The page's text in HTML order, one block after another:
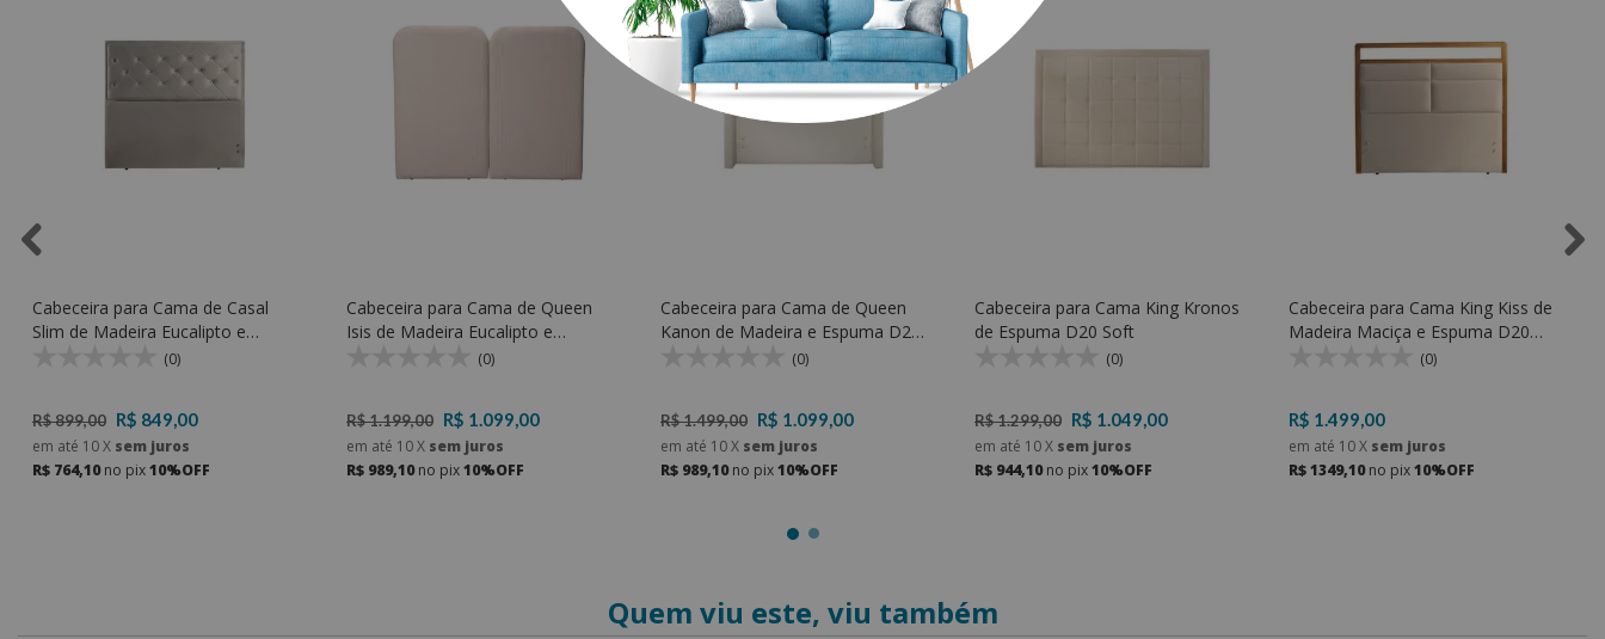
Cabeceira para Cama de Casal
Slim de Madeira Eucalipto e
Espuma D20 Soft - Kr Móveis
(0)
R$ 899,00 R$ 849,00
em até 10X sem juros
R$ 764,10no pix10%OFF
Cabeceira para Cama de Queen
Isis de Madeira Eucalipto e
Espuma D20 Soft - Kr Móveis
(0)
R$ 1.199,00 R$ 1.099,00
em até 10X sem juros
R$ 989,10no pix10%OFF
Cabeceira para Cama de Queen
Kanon de Madeira e Espuma D20
(0)
R$ 1.499,00 R$ 1.099,00
em até 10X sem juros
R$ 989,10no pix10%OFF
Cabeceira para Cama King Kronos
de Espuma D20 Soft
(0)
R$ 1.299,00 R$ 1.049,00
em até 10X sem juros
R$ 944,10no pix10%OFF
Cabeceira para Cama King Kiss de
Madeira Maciça e Espuma D20
Soft e Pés Reguláveis
(0)
R$ 1.499,00
em até 10X sem juros
R$ 1349,10no pix10%OFF
Quem viu este, viu também